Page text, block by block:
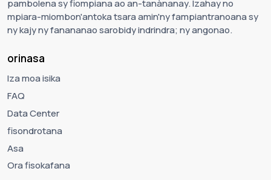
pambolena sy fiompiana ao an-tanànanay. Izahay no
mpiara-miombon'antoka tsara amin'ny fampiantranoana sy
ny kajy ny fanananao sarobidy indrindra; ny angonao.
orinasa
Iza moa isika
FAQ
Data Center
fisondrotana
Asa
Ora fisokafana